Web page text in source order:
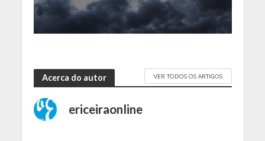
Acerca do autor VER TODOS OS ARTIGOS
ericeiraonline